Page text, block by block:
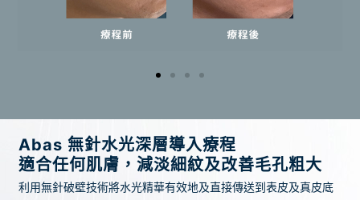
Abas 無針水光深層導入療程
適合任何肌膚，減淡細紋及改善毛孔粗大
利用無針破壁技術將水光精華有效地及直接傳送到表皮及真皮底